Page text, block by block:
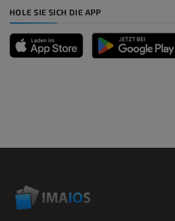
HOLE SIE SICH DIE APP